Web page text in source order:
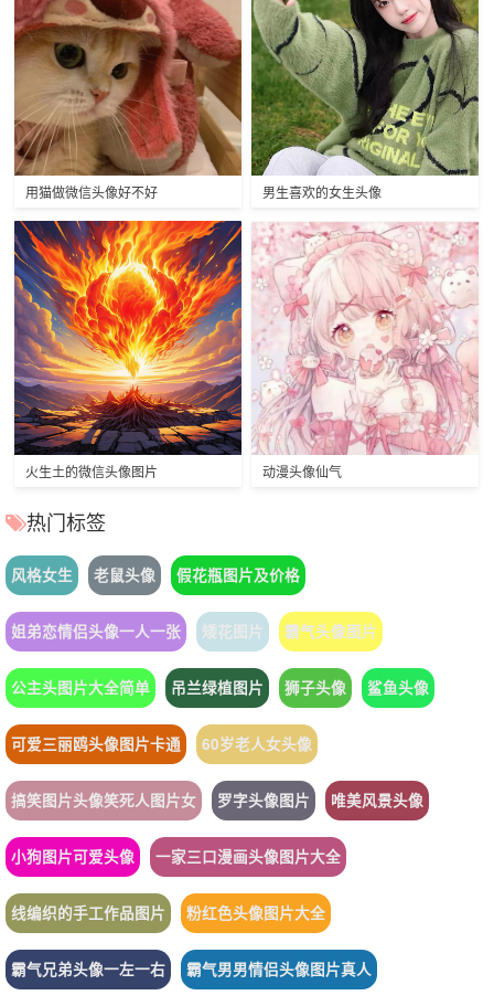
用猫做微信头像好不好 男生喜欢的女生头像
火生土的微信头像图片 动漫头像仙气
热门标签
风格女生 老鼠头像 假花瓶图片及价格
姐弟恋情侣头像一人一张 矮花图片 霸气头像图片
公主头图片大全简单 吊兰绿植图片 狮子头像 鲨鱼头像
可爱三丽鸥头像图片卡通 60岁老人女头像
搞笑图片头像笑死人图片女 罗字头像图片 唯美风景头像
小狗图片可爱头像 一家三口漫画头像图片大全
线编织的手工作品图片 粉红色头像图片大全
霸气兄弟头像一左一右 霸气男男情侣头像图片真人